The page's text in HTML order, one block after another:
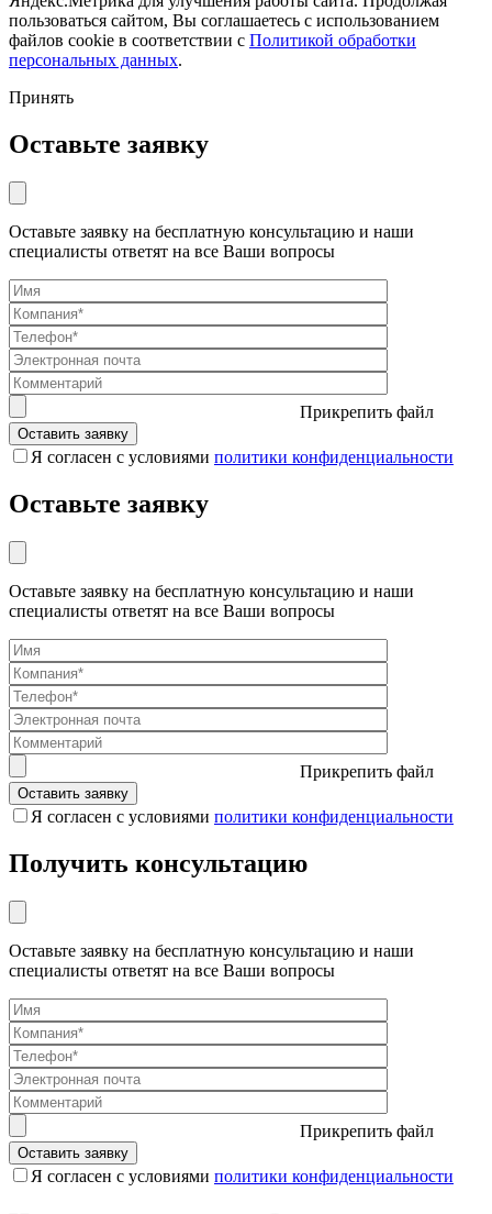
пользоваться сайтом, Вы соглашаетесь с использованием
файлов cookie в соответствии с Политикой обработки
персональных данных.
Принять
Оставьте заявку
Оставьте заявку на бесплатную консультацию и наши
специалисты ответят на все Ваши вопросы
Прикрепить файл
Я согласен с условиями политики конфиденциальности
Оставьте заявку
Оставьте заявку на бесплатную консультацию и наши
специалисты ответят на все Ваши вопросы
Прикрепить файл
Я согласен с условиями политики конфиденциальности
Получить консультацию
Оставьте заявку на бесплатную консультацию и наши
специалисты ответят на все Ваши вопросы
Прикрепить файл
Я согласен с условиями политики конфиденциальности